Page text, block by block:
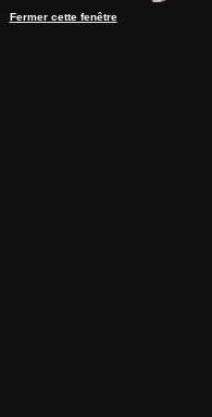
Fermer cette fenêtre